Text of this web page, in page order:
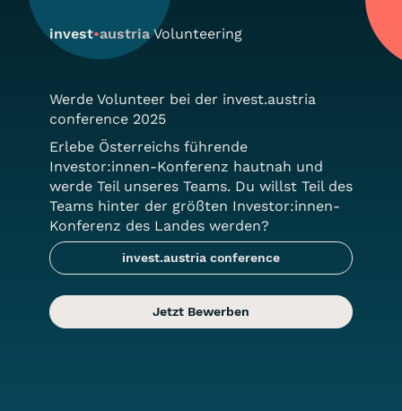
invest•austriaVolunteering
Werde Volunteer bei der invest.austria
conference 2025
Erlebe Österreichs führende
Investor:innen-Konferenz hautnah und
werde Teil unseres Teams. Du willst Teil des
Teams hinter der größten Investor:innen-
Konferenz des Landes werden?
Jetzt Bewerben
invest.austria conference